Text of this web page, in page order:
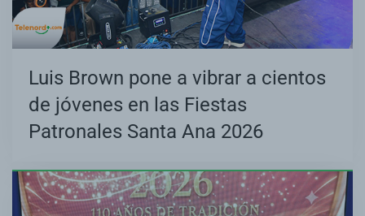
Luis Brown pone a vibrar a cientos
de jóvenes en las Fiestas
Patronales Santa Ana 2026